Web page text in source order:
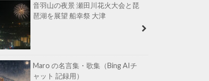
音羽山の夜景 瀬田川花火大会と琵
琶湖を展望 船幸祭 大津
Maro の名言集・歌集（Bing AIチ
ャット 記録用）